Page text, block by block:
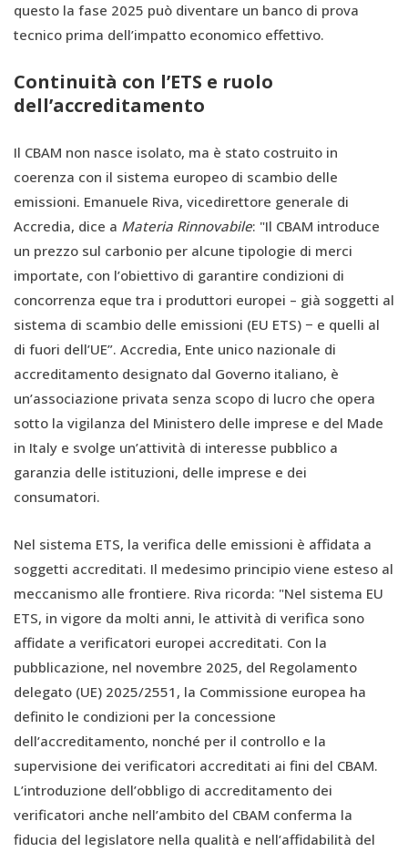
questo la fase 2025 può diventare un banco di prova
tecnico prima dell’impatto economico effettivo.
Continuità con l’ETS e ruolo
dell’accreditamento
Il CBAM non nasce isolato, ma è stato costruito in
coerenza con il sistema europeo di scambio delle
emissioni. Emanuele Riva, vicedirettore generale di
Accredia, dice a Materia Rinnovabile: "Il CBAM introduce
un prezzo sul carbonio per alcune tipologie di merci
importate, con l’obiettivo di garantire condizioni di
concorrenza eque tra i produttori europei – già soggetti al
sistema di scambio delle emissioni (EU ETS) − e quelli al
di fuori dell’UE”. Accredia, Ente unico nazionale di
accreditamento designato dal Governo italiano, è
un’associazione privata senza scopo di lucro che opera
sotto la vigilanza del Ministero delle imprese e del Made
in Italy e svolge un’attività di interesse pubblico a
garanzia delle istituzioni, delle imprese e dei
consumatori.
Nel sistema ETS, la verifica delle emissioni è affidata a
soggetti accreditati. Il medesimo principio viene esteso al
meccanismo alle frontiere. Riva ricorda: "Nel sistema EU
ETS, in vigore da molti anni, le attività di verifica sono
affidate a verificatori europei accreditati. Con la
pubblicazione, nel novembre 2025, del Regolamento
delegato (UE) 2025/2551, la Commissione europea ha
definito le condizioni per la concessione
dell’accreditamento, nonché per il controllo e la
supervisione dei verificatori accreditati ai fini del CBAM.
L’introduzione dell’obbligo di accreditamento dei
verificatori anche nell’ambito del CBAM conferma la
fiducia del legislatore nella qualità e nell’affidabilità del